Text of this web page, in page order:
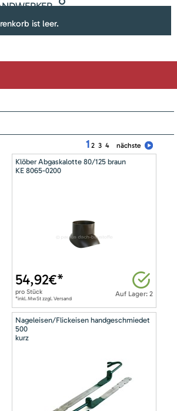
ist leer.
1 2 3 4 nächste
Klöber Abgaskalotte 80/125 braun
KE 8065-0200
Auf Lager: 2
54,92€*
proStück
*inkl. MwSt zzgl. Versand
Nageleisen/Flickeisen handgeschmiedet
500
kurz